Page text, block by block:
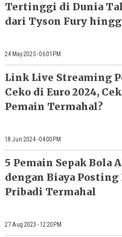
Tertinggi di Dunia
dari Tyson Fury
24 May 2025 - 06:01PM
Link Live Streaming
Ceko di Euro 2024,
Pemain Termahal?
18 Jun 2024 - 04:00PM
5 Pemain Sepak Bola
dengan Biaya
Pribadi Termahal
27 Aug 2023 - 12:20PM